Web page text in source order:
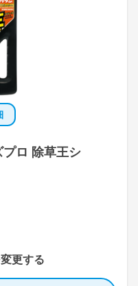
ロ 除草王シ
更する